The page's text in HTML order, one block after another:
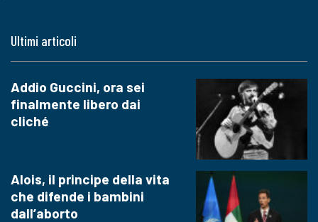
Ultimi articoli
Addio Guccini, ora sei
finalmente libero dai
cliché
Alois, il principe della vita
che difende i bambini
dall’aborto